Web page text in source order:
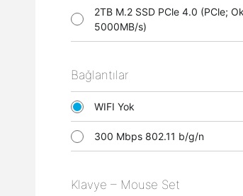
2TB M.2 SSD PCle 4.0 (PCle;
5000MB/s)
Bağlantılar
WIFI Yok
300 Mbps 802.11 b/g/n
Klavye – Mouse Set